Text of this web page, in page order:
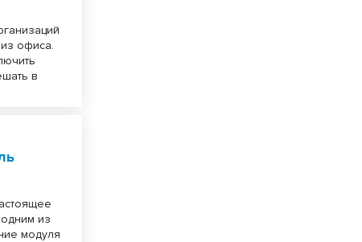
офиса.
в
из
модуля